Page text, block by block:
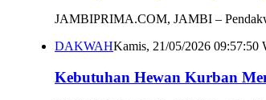
JAMBIPRIMA.COM, JAMBI –
DAKWAHKamis, 21/05/2026 09:57:50
Kebutuhan Hewan Kurban